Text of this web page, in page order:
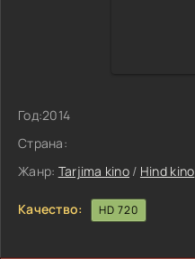
Год:2014
Страна:
Жанр: Tarjima kino / Hind kino
Качество: HD 720